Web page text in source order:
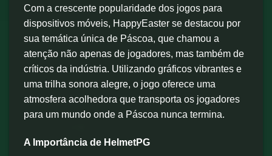
Com a crescente popularidade dos jogos para
dispositivos móveis, HappyEaster se destacou por
sua temática única de Páscoa, que chamou a
atenção não apenas de jogadores, mas também de
críticos da indústria. Utilizando gráficos vibrantes e
uma trilha sonora alegre, o jogo oferece uma
atmosfera acolhedora que transporta os jogadores
para um mundo onde a Páscoa nunca termina.
A Importância de HelmetPG